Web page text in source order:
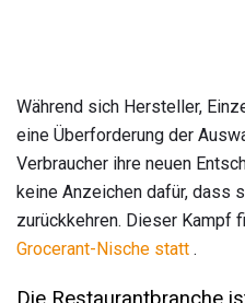
Während sich Hersteller,
eine Überforderung der
Verbraucher ihre neuen
keine Anzeichen dafür, dass
zurückkehren. Dieser Kampf
Grocerant-Nische statt .
Die Restaurantbranche